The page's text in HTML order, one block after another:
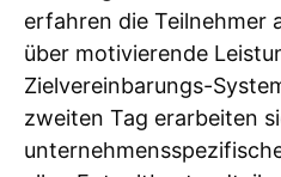
erfahren die Teilnehmer
über motivierende
Zielvereinbarungs-
zweiten Tag erarbeiten